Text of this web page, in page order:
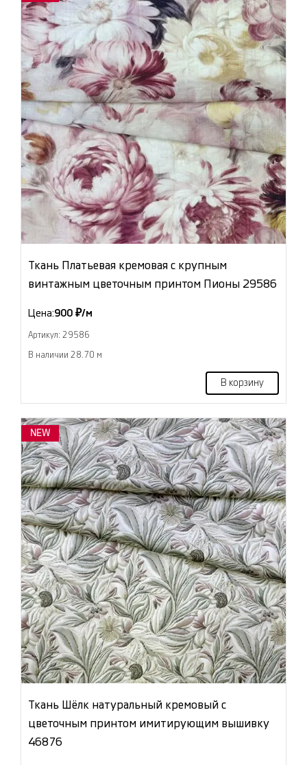
Ткань Платьевая кремовая с крупным
винтажным цветочным принтом Пионы 29586
Цена:900 ₽/м
Артикул: 29586
В наличии 28.70 м
В корзину
NEW
Ткань Шёлк натуральный кремовый с
цветочным принтом имитирующим вышивку
46876